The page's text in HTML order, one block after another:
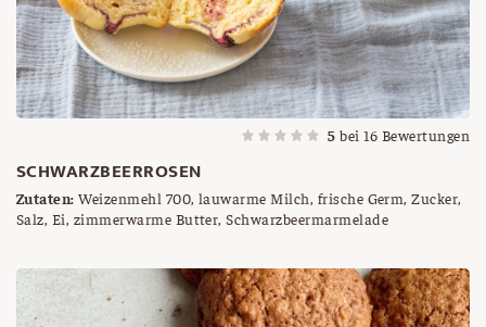
5 bei16 Bewertungen
SCHWARZBEERROSEN
Zutaten: Weizenmehl 700, lauwarme Milch, frische Germ, Zucker,
Salz, Ei, zimmerwarme Butter, Schwarzbeermarmelade